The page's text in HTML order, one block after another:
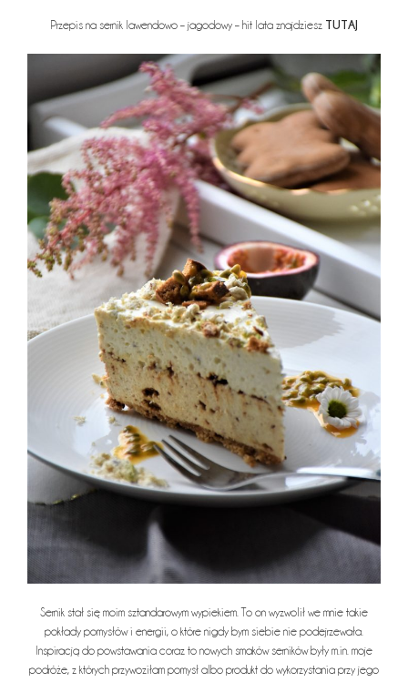
Przepis na sernik lawendowo – jagodowy – hit lata znajdziesz TUTAJ
Sernik stał się moim sztandarowym wypiekiem. To on wyzwolił we mnie takie
pokłady pomysłów i energii, o które nigdy bym siebie nie podejrzewała.
Inspiracją do powstawania coraz to nowych smaków serników były m.in. moje
podróże, z których przywoziłam pomysł albo produkt do wykorzystania przy jego